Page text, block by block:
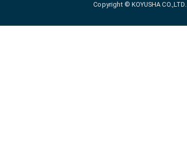
Copyright © KOYUSHA CO.,LTD.